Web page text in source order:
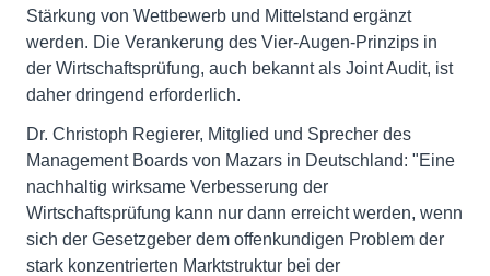
Stärkung von Wettbewerb und Mittelstand ergänzt
werden. Die Verankerung des Vier-Augen-Prinzips in
der Wirtschaftsprüfung, auch bekannt als Joint Audit, ist
daher dringend erforderlich.
Dr. Christoph Regierer, Mitglied und Sprecher des
Management Boards von Mazars in Deutschland: "Eine
nachhaltig wirksame Verbesserung der
Wirtschaftsprüfung kann nur dann erreicht werden, wenn
sich der Gesetzgeber dem offenkundigen Problem der
stark konzentrierten Marktstruktur bei der